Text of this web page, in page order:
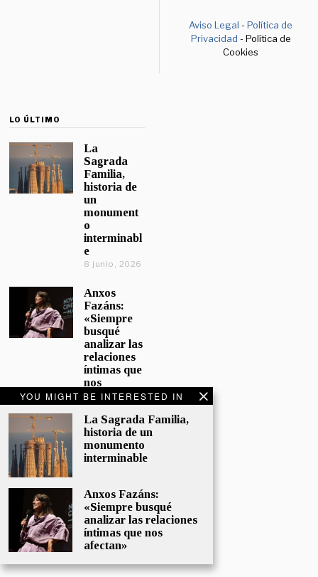
YOU MIGHT BE INTERESTED IN
La Sagrada Familia,
historia de un
monumento
interminable
Anxos Fazáns:
«Siempre busqué
analizar las relaciones
íntimas que nos
afectan»
Aviso Legal -Política de
Privacidad - Política de
Cookies
LO ÚLTIMO
La
Sagrada
Familia,
historia de
un
monument
o
interminabl
e
8 junio, 2026
Anxos
Fazáns:
«Siempre
busqué
analizar las
relaciones
íntimas que
nos
afectan»
5 junio, 2026
El hijo de la
cómica, el
homenaje
Sacristán a
Fernán
Gómez
28 mayo,
2026